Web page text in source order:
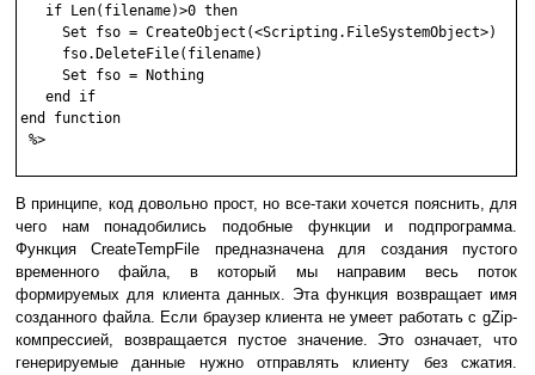
   if Len(filename)>0 then
     Set fso = CreateObject(<Scripting.FileSystemObject>)
     fso.DeleteFile(filename)
     Set fso = Nothing
   end if
end function
%>
В принципе, код довольно прост, но все-таки хочется пояснить, для
чего нам понадобились подобные функции и подпрограмма.
Функция CreateTempFile предназначена для создания пустого
временного файла, в который мы направим весь поток
формируемых для клиента данных. Эта функция возвращает имя
созданного файла. Если браузер клиента не умеет работать с gZip-
компрессией, возвращается пустое значение. Это означает, что
генерируемые данные нужно отправлять клиенту без сжатия.